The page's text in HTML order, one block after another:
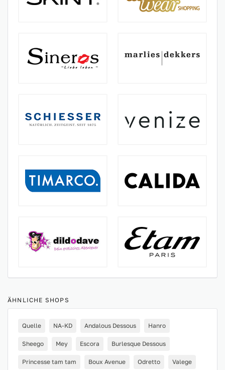
ÄHNLICHE SHOPS
Quelle NA-KD Andalous Dessous Hanro
Sheego Mey Escora Burlesque Dessous
Princesse tam tam Boux Avenue Odretto Valege